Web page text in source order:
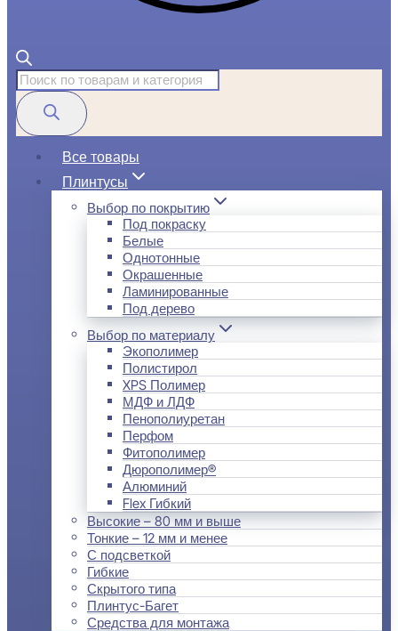
Поиск
товаров
Все товары
Плинтусы
Выбор по покрытию
Под покраску
Белые
Однотонные
Окрашенные
Ламинированные
Под дерево
Выбор по материалу
Экополимер
Полистирол
XPS Полимер
МДФ и ЛДФ
Пенополиуретан
Перфом
Фитополимер
Дюрополимер®
Алюминий
Flex Гибкий
Высокие – 80 мм и выше
Тонкие – 12 мм и менее
С подсветкой
Гибкие
Скрытого типа
Плинтус-Багет
Средства для монтажа